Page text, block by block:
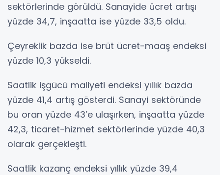
sektörlerinde görüldü. Sanayide ücret artışı
yüzde 34,7, inşaatta ise yüzde 33,5 oldu.
Çeyreklik bazda ise brüt ücret-maaş endeksi
yüzde 10,3 yükseldi.
Saatlik işgücü maliyeti endeksi yıllık bazda
yüzde 41,4 artış gösterdi. Sanayi sektöründe
bu oran yüzde 43’e ulaşırken, inşaatta yüzde
42,3, ticaret-hizmet sektörlerinde yüzde 40,3
olarak gerçekleşti.
Saatlik kazanç endeksi yıllık yüzde 39,4